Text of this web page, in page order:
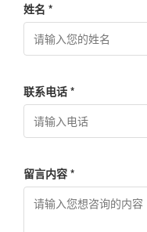
姓名 *
联系电话 *
留言内容 *